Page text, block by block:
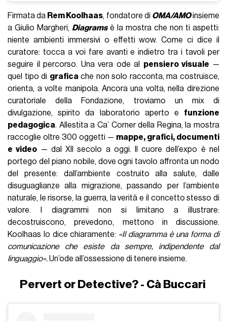
Firmata da Rem Koolhaas, fondatore di OMA/AMOinsieme
a Giulio Margheri, Diagramsè la mostra che non ti aspetti:
niente ambienti immersivi o effetti wow. Come ci dice il
curatore: tocca a voi fare avanti e indietro tra i tavoli per
seguire il percorso. Una vera ode al pensiero visuale —
quel tipo di grafica che non solo racconta, ma costruisce,
orienta, a volte manipola. Ancora una volta, nella direzione
curatoriale della Fondazione, troviamo un mix di
divulgazione, spirito da laboratorio aperto e funzione
pedagogica. Allestita a Ca’ Corner della Regina, la mostra
raccoglie oltre 300 oggetti — mappe, grafici, documenti
e video — dal XII secolo a oggi. Il cuore dell’expo è nel
portego del piano nobile, dove ogni tavolo affronta un nodo
del presente: dall’ambiente costruito alla salute, dalle
disuguaglianze alla migrazione, passando per l’ambiente
naturale, le risorse, la guerra, la verità e il concetto stesso di
valore. I diagrammi non si limitano a illustrare:
decostruiscono, prevedono, mettono in discussione.
Koolhaas lo dice chiaramente: «Il diagramma è una forma di
comunicazione che esiste da sempre, indipendente dal
linguaggio».Un’ode all’ossessione di tenere insieme.
Pervert or Detective? - Cà Buccari